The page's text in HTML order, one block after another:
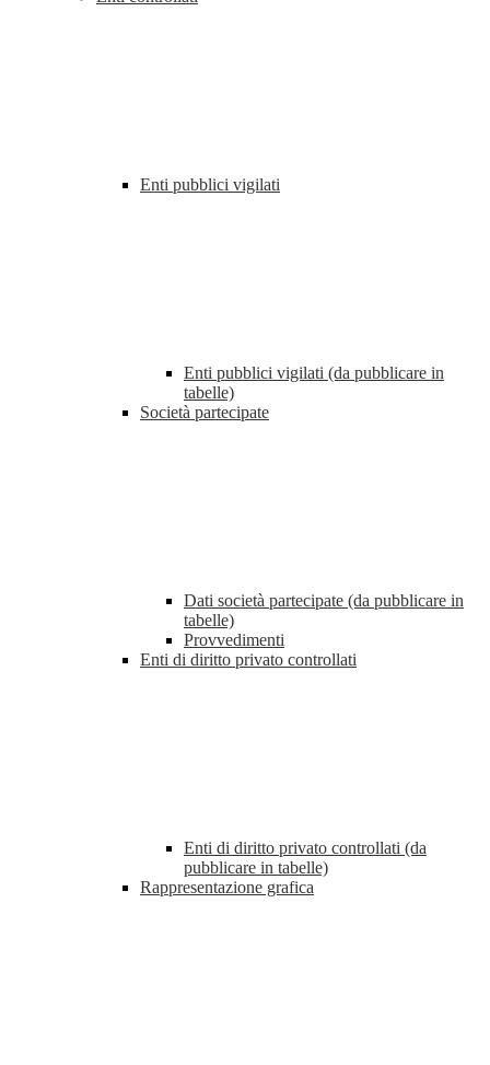
Enti pubblici vigilati
Enti pubblici vigilati (da pubblicare in
tabelle)
Società partecipate
Dati società partecipate (da pubblicare in
tabelle)
Provvedimenti
Enti di diritto privato controllati
Enti di diritto privato controllati (da
pubblicare in tabelle)
Rappresentazione grafica